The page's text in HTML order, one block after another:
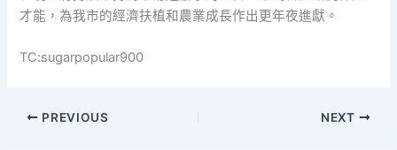
才能，為我市的經濟扶植和農業成長作出更年夜進獻。
TC:sugarpopular900
PREVIOUS NEXT